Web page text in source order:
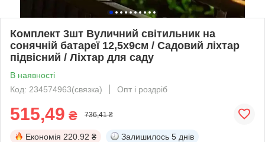
Комплект 3шт Вуличний світильник на
сонячній батареї 12,5х9см / Садовий ліхтар
підвісний / Ліхтар для саду
В наявності
Код: 234574963(связка)
Опт і роздріб
515,49 ₴ 736,41 ₴
Економія 220.92 ₴ Залишилось 5 днів